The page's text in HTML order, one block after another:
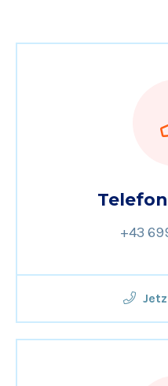
+43